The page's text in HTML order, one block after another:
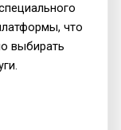
что
выбирать